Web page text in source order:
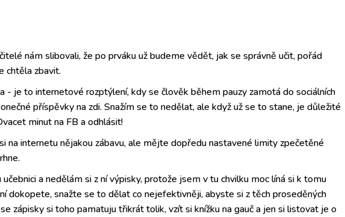
nám slibovali, že po prváku už budeme vědět, jak se správně učit, pořád
chtěla zbavit.
- je to internetové rozptýlení, kdy se člověk během pauzy zamotá do sociálních
příspěvky na zdi. Snažím se to nedělat, ale když už se to stane, je důležité
minut na FB a odhlásit!
na internetu nějakou zábavu, ale mějte dopředu nastavené limity zpečetěné
a nedělám si z ní výpisky, protože jsem v tu chvilku moc líná si k tomu
dokopete, snažte se to dělat co nejefektivněji, abyste si z těch proseděných
zápisky si toho pamatuju třikrát tolik, vzít si knížku na gauč a jen si listovat je o